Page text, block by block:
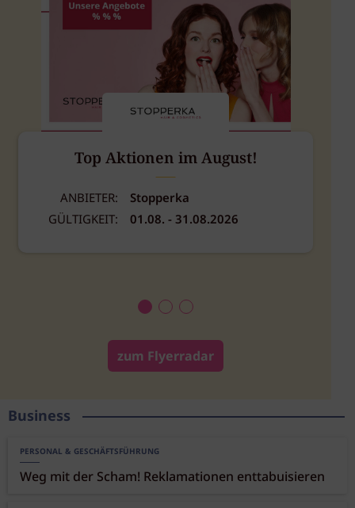
Top Aktionen im August!
ANBIETER:
Stopperka
GÜLTIGKEIT:
01.08. - 31.08.2026
zum Flyerradar
Business
PERSONAL & GESCHÄFTSFÜHRUNG
Weg mit der Scham! Reklamationen enttabuisieren